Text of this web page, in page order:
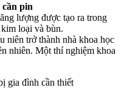
pin
lượng được tạo ra trong
loại và bùn.
niên trở thành nhà khoa học
nhiên. Một thí nghiệm khoa
gia đình cần thiết